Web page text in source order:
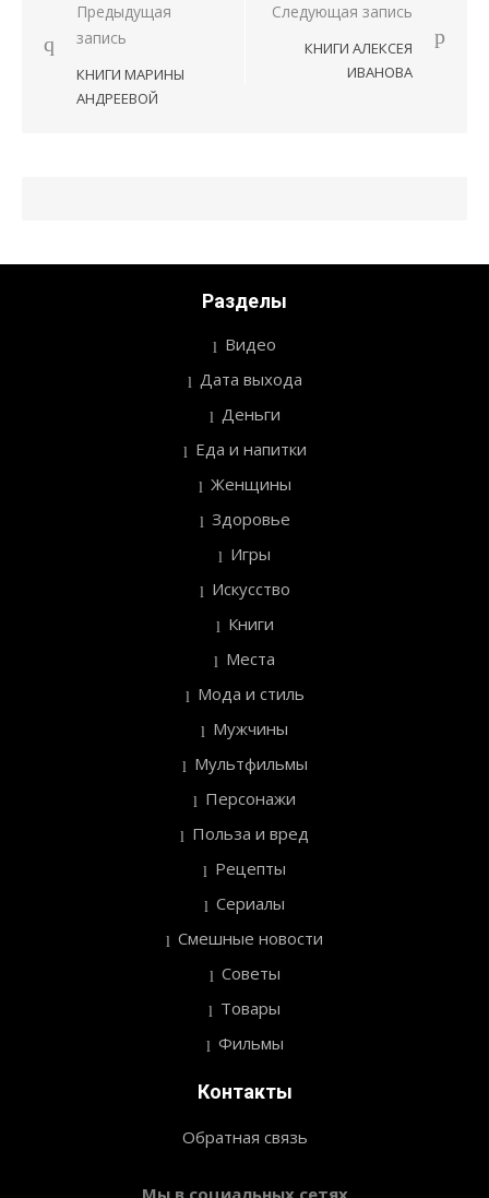
Навигация
записям
Предыдущая
запись
КНИГИ МАРИНЫ
АНДРЕЕВОЙ
Следующая запись
КНИГИ АЛЕКСЕЯ
ИВАНОВА
Разделы
Видео
Дата выхода
Деньги
Еда и напитки
Женщины
Здоровье
Игры
Искусство
Книги
Места
Мода и стиль
Мужчины
Мультфильмы
Персонажи
Польза и вред
Рецепты
Сериалы
Смешные новости
Советы
Товары
Фильмы
Контакты
Обратная связь